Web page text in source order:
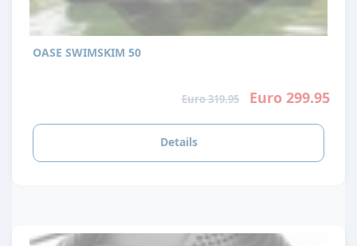
OASE SWIMSKIM 50
Euro 319.95 Euro 299.95
Details